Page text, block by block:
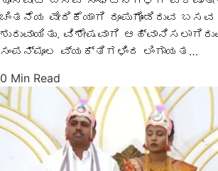
ಚಿಂತನೆಯ ವೇದಿಕೆಯಾಗಿ ರೂಪುಗೊಂಡಿರುವ
ಶುರುವಾಯಿತು. ವಿಶೇಷವಾಗಿ
ಸಂಪನ್ಮೂಲ ವ್ಯಕ್ತಿಗಳಿಂದ ಲಿಂಗಾಯತ…
0 Min Read